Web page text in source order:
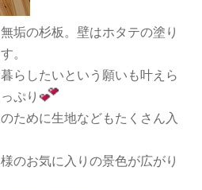
垢の杉板。壁はホタテの塗り
。
らしたいという願いも叶えら
ぷり
ために生地などもたくさん入
のお気に入りの景色が広がり